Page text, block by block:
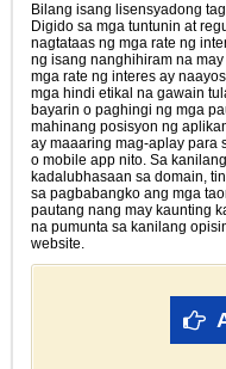
Bilang isang lisensyadong
Digido sa mga tuntunin at
nagtataas ng mga rate ng
ng isang nanghihiram na
mga rate ng interes ay
mga hindi etikal na gawain
bayarin o paghingi ng mga
mahinang posisyon ng
ay maaaring mag-aplay para
o mobile app nito. Sa
kadalubhasaan sa domain,
sa pagbabangko ang mga
pautang nang may kaunting
na pumunta sa kanilang
website.